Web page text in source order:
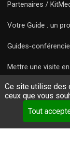
Ce site utilise des
ceux que vous
Tout
Partenaires /
Votre Guide : un
Guides-
Mettre une visite